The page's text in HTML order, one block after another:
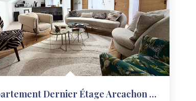
Appartement Dernier Étage Arcachon 5 Pièce(s) 110 M2